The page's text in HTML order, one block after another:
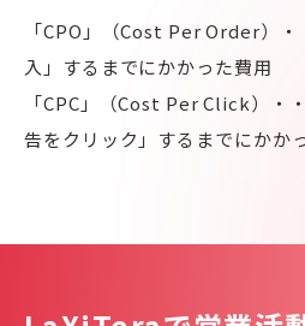
「CPO」（Cost Per Order）
入」するまでにかかった費用
「CPC」（Cost Per Click）・
告をクリック」するまでにかか